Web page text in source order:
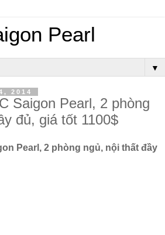
Pearl
▼
2014
Saigon Pearl, 2 phòng
đủ, giá tốt 1100$
Pearl, 2 phòng ngủ, nội thất đầy